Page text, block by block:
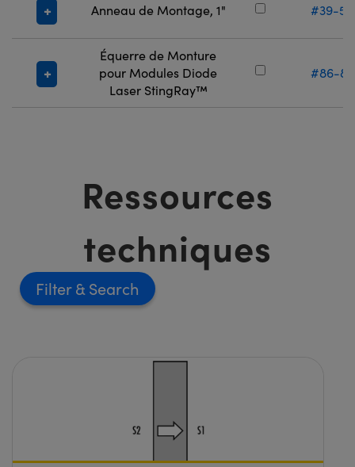
Anneau de Montage, 1" #39-
Équerre de Monture
pour Modules Diode
Laser StingRay™
#86-
Ressources
techniques
Filter